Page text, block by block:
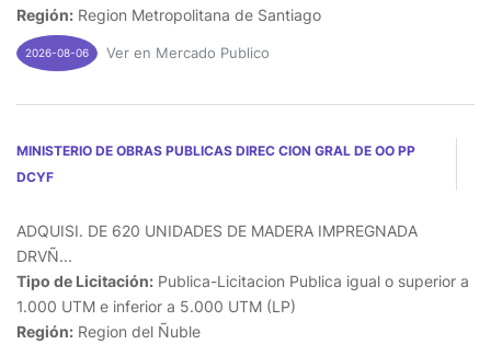
Región: Region Metropolitana de Santiago
2026-08-06 Ver en Mercado Publico
MINISTERIO DE OBRAS PUBLICAS DIREC CION GRAL DE OO PP
DCYF
ADQUISI. DE 620 UNIDADES DE MADERA IMPREGNADA
DRVÑ...
Tipo de Licitación: Publica-Licitacion Publica igual o superior a
1.000 UTM e inferior a 5.000 UTM (LP)
Región: Region del Ñuble